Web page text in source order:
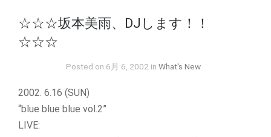
☆☆☆坂本美雨、DJします！！
☆☆☆
Posted on 6月 6, 2002 in What's New
2002. 6.16 (SUN)
“blue blue blue vol.2”
LIVE: